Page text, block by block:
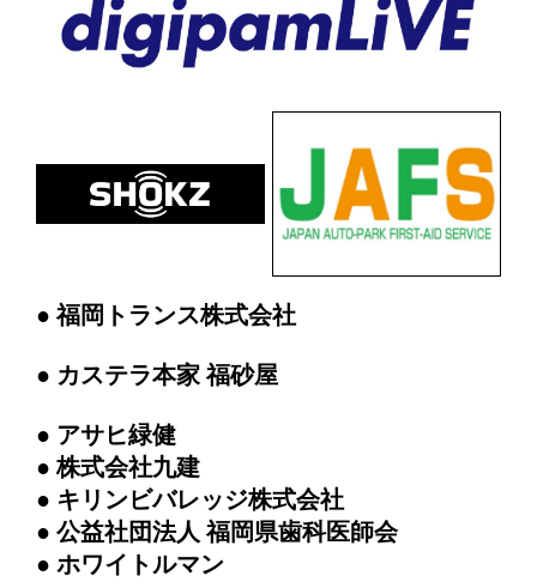
● 福岡トランス株式会社
● カステラ本家 福砂屋
● アサヒ緑健
● 株式会社九建
● キリンビバレッジ株式会社
● 公益社団法人 福岡県歯科医師会
● ホワイトルマン